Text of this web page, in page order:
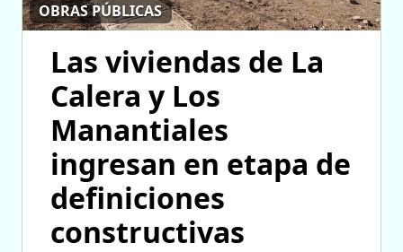
OBRAS PÚBLICAS
Las viviendas de La
Calera y Los
Manantiales
ingresan en etapa de
definiciones
constructivas